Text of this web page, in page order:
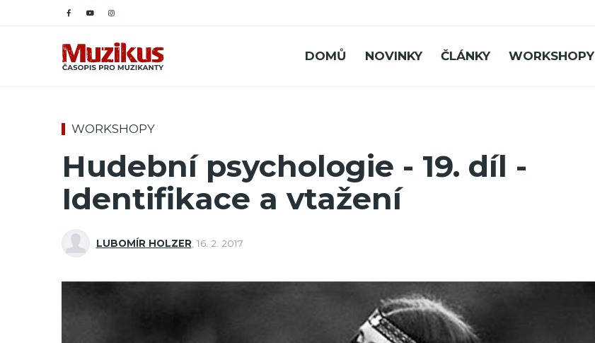
DOMŮ NOVINKY ČLÁNKY WORKSHOPY
WORKSHOPY
Hudební psychologie - 19. díl -
Identifikace a vtažení
LUBOMÍR HOLZER, 16. 2. 2017